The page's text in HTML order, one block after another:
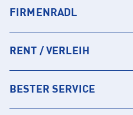
FIRMENRADL
RENT / VERLEIH
BESTER SERVICE